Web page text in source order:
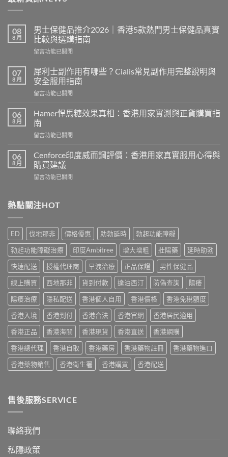
08
8 月
男士保健品推介2026｜香港5款熱門男士保健品真實
比較與選購指南
在
士
保
健
品
介
2026
｜
香
5
款
門
保
真
實
比
較
與
選
購
指
南〉
中
留言功能已關閉
07
8 月
犀利士副作用有哪些？Cialis常見副作用完整說明與
安全服用指南
在
利
士
副
作
有
哪
些？
Cialis
副
完
整
說
明
與
安
全
服
用
指
南〉
中
留言功能已關閉
06
8 月
Hamer悍馬糖效果真相：香港用家實測與正貨購買指
南
在
悍
馬
糖
效
相：
用
家
實
測
與
正
貨
購
買
指
南〉
中
留言功能已關閉
06
8 月
Cenforce印度威而鋼評價：香港用家真實服用心得與
購買建議
在
度
威
鋼
評
價：
香
港
用
家
真
實
服
用
心
得
與
購
買
建
留言功能已關閉
熱點關注HOT
ED 伐地那非 價格優惠 助勃延時
勃起功能障礙
勃起功能障礙治療
印度Ambitree 增大增粗 壯陽藥
延時助勃
快速配送
授權代理商 早洩治療 正品保證
男性保健品
線上購買
西地那非 貨到付款 達泊西汀 防偽查詢
陽痿
陽痿治療
隱私配送 香港個人自用 香港價格
香港免稅額度
香港入境
香港到付 香港合法 香港官網
香港居民適用
香港正品
香港海關 香港現貨 香港直送
香港網購
香港總代理
香港自取 香港藥房 香港藥物註冊
香港藥物進口
香港藥物銷售
香港衛生署 香港購買 香港配送
售後服務SERVICE
聯絡我們
私隱政策